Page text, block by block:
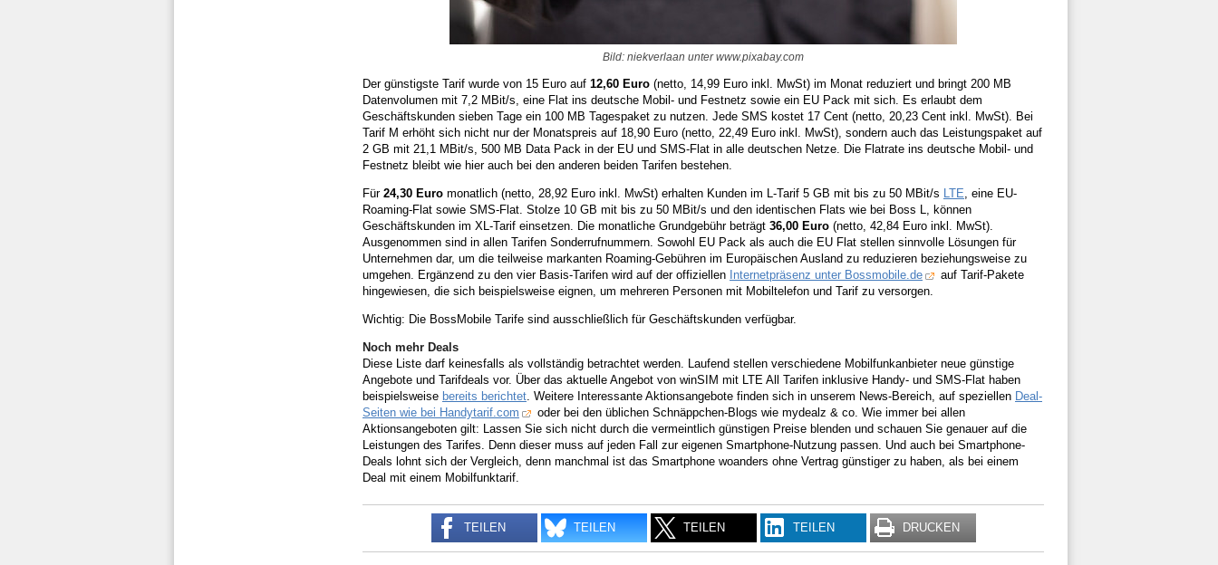
Bild: niekverlaan unter www.pixabay.com
Der günstigste Tarif wurde von 15 Euro auf 12,60 Euro (netto, 14,99 Euro inkl. MwSt) im Monat reduziert und bringt 200 MB
Datenvolumen mit 7,2 MBit/s, eine Flat ins deutsche Mobil- und Festnetz sowie ein EU Pack mit sich. Es erlaubt dem
Geschäftskunden sieben Tage ein 100 MB Tagespaket zu nutzen. Jede SMS kostet 17 Cent (netto, 20,23 Cent inkl. MwSt). Bei
Tarif M erhöht sich nicht nur der Monatspreis auf 18,90 Euro (netto, 22,49 Euro inkl. MwSt), sondern auch das Leistungspaket auf
2 GB mit 21,1 MBit/s, 500 MB Data Pack in der EU und SMS-Flat in alle deutschen Netze. Die Flatrate ins deutsche Mobil- und
Festnetz bleibt wie hier auch bei den anderen beiden Tarifen bestehen.
Für 24,30 Euro monatlich (netto, 28,92 Euro inkl. MwSt) erhalten Kunden im L-Tarif 5 GB mit bis zu 50 MBit/s LTE, eine EU-
Roaming-Flat sowie SMS-Flat. Stolze 10 GB mit bis zu 50 MBit/s und den identischen Flats wie bei Boss L, können
Geschäftskunden im XL-Tarif einsetzen. Die monatliche Grundgebühr beträgt 36,00 Euro (netto, 42,84 Euro inkl. MwSt).
Ausgenommen sind in allen Tarifen Sonderrufnummern. Sowohl EU Pack als auch die EU Flat stellen sinnvolle Lösungen für
Unternehmen dar, um die teilweise markanten Roaming-Gebühren im Europäischen Ausland zu reduzieren beziehungsweise zu
umgehen. Ergänzend zu den vier Basis-Tarifen wird auf der offiziellen Internetpräsenz unter Bossmobile.de
auf Tarif-Pakete
hingewiesen, die sich beispielsweise eignen, um mehreren Personen mit Mobiltelefon und Tarif zu versorgen.
Wichtig: Die BossMobile Tarife sind ausschließlich für Geschäftskunden verfügbar.
Noch mehr Deals
Diese Liste darf keinesfalls als vollständig betrachtet werden. Laufend stellen verschiedene Mobilfunkanbieter neue günstige
Angebote und Tarifdeals vor. Über das aktuelle Angebot von winSIM mit LTE All Tarifen inklusive Handy- und SMS-Flat haben
beispielsweise bereits berichtet. Weitere Interessante Aktionsangebote finden sich in unserem News-Bereich, auf speziellen Deal-
Seiten wie bei Handytarif.com
oder bei den üblichen Schnäppchen-Blogs wie mydealz & co. Wie immer bei allen
Aktionsangeboten gilt: Lassen Sie sich nicht durch die vermeintlich günstigen Preise blenden und schauen Sie genauer auf die
Leistungen des Tarifes. Denn dieser muss auf jeden Fall zur eigenen Smartphone-Nutzung passen. Und auch bei Smartphone-
Deals lohnt sich der Vergleich, denn manchmal ist das Smartphone woanders ohne Vertrag günstiger zu haben, als bei einem
Deal mit einem Mobilfunktarif.
TEILEN TEILEN TEILEN TEILEN DRUCKEN